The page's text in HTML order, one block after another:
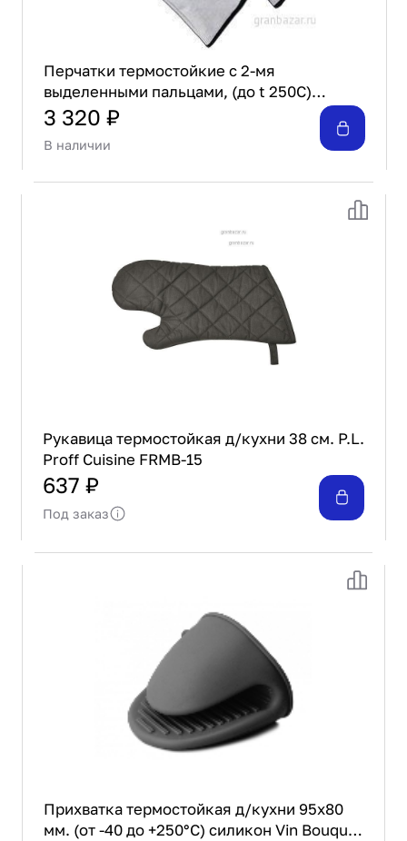
Перчатки термостойкие с 2-мя
выделенными пальцами, (до t 250С)
Martellato GL3
3 320 ₽
В наличии
Рукавица термостойкая д/кухни 38 см. P.L.
Proff Cuisine FRMB-15
637 ₽
Под заказ
Прихватка термостойкая д/кухни 95х80
мм. (от -40 до +250°С) силикон Vin Bouquet